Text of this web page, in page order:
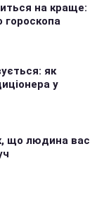
на краще:
гороскопа
як
у
що людина вас